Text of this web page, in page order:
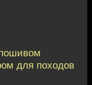
для походов